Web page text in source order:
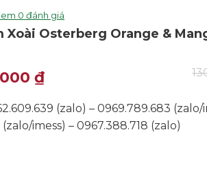
0 đánh giá
Xoài Osterberg Orange &
₫.
₫Giá
tại(zalo) – 0969.789.683 (zalo/
imess) – 0967.388.718 (zalo)